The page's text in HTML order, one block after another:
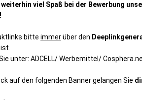
weiterhin viel Spaß bei der Bewerbung
bitte immerüber den
unter: ADCELL/ Werbemittel/
auf den folgenden Banner gelangen Sie